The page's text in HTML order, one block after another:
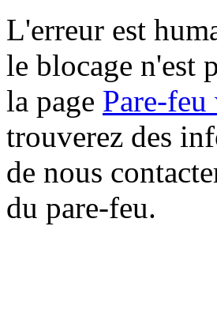
L'erreur est
le blocage n'est
la page Pare-
trouverez des
de nous
du pare-feu.